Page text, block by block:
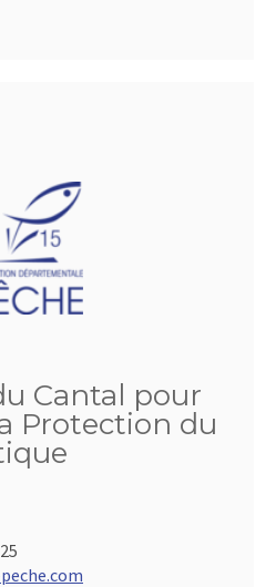
Cantal pour
Protection du